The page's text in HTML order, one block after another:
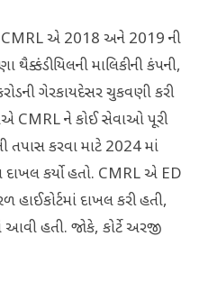
CMRL એ 2018 અને 2019 ની
થૈક્કંડીયિલની માલિકીની કંપની,
ગેરકાયદેસર ચુકવણી કરી
CMRL ને કોઈ સેવાઓ પૂરી
કરવા માટે 2024 માં
કર્યો હતો. CMRL એ ED
હાઈકોર્ટમાં દાખલ કરી હતી,
આવી હતી. જોકે, કોર્ટે અરજી